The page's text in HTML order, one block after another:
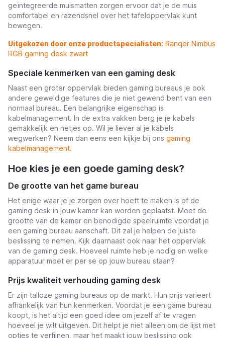
geïntegreerde muismatten zorgen ervoor dat je de muis
comfortabel en razendsnel over het tafeloppervlak kunt
bewegen.
Uitgekozen door onze productspecialisten: Ranqer Nimbus
RGB gaming desk zwart
Speciale kenmerken van een gaming desk
Naast een groter oppervlak bieden gaming bureaus je ook
andere geweldige features die je niet gewend bent van een
normaal bureau. Een belangrijke eigenschap is
kabelmanagement. In de extra vakken berg je je kabels
gemakkelijk en netjes op. Wil je liever al je kabels
wegwerken? Neem dan eens een kijkje bij ons gaming
kabelmanagement.
Hoe kies je een goede gaming desk?
De grootte van het game bureau
Het enige waar je je zorgen over hoeft te maken is of de
gaming desk in jouw kamer kan worden geplaatst. Meet de
grootte van de kamer en benodigde speelruimte voordat je
een gaming bureau aanschaft. Dit zal je helpen de juiste
beslissing te nemen. Kijk daarnaast ook naar het oppervlak
van de gaming desk. Hoeveel ruimte heb je nodig en welke
apparatuur moet er per se op jouw bureau staan?
Prijs kwaliteit verhouding gaming desk
Er zijn talloze gaming bureaus op de markt. Hun prijs varieert
afhankelijk van hun kenmerken. Voordat je een game bureau
koopt, is het altijd een goed idee om jezelf af te vragen
hoeveel je wilt uitgeven. Dit helpt je niet alleen om de lijst met
opties te verfijnen, maar het maakt jouw beslissing ook